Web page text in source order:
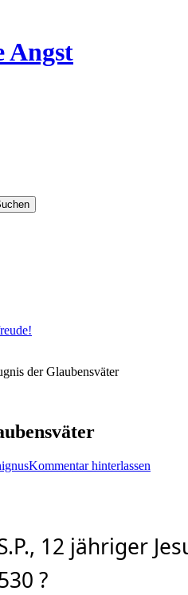
Angst
der Glaubensväter
Kommentar hinterlassen
12 jähriger
?